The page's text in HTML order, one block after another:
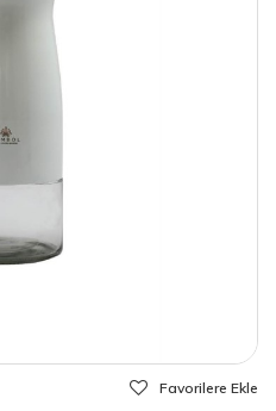
Favorilere Ekle